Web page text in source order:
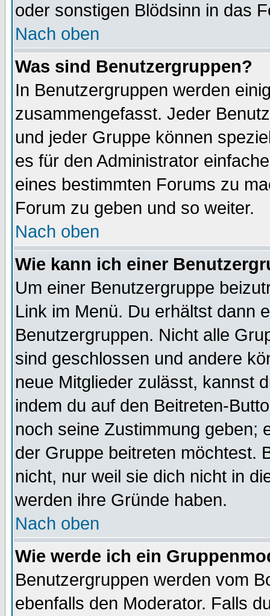
oder sonstigen Blödsinn in das
Nach oben
Was sind Benutzergruppen?
In Benutzergruppen werden
zusammengefasst. Jeder
und jeder Gruppe können
es für den Administrator
eines bestimmten Forums zu
Forum zu geben und so weiter.
Nach oben
Wie kann ich einer
Um einer Benutzergruppe
Link im Menü. Du erhältst dann
Benutzergruppen. Nicht alle
sind geschlossen und andere
neue Mitglieder zulässt, kannst
indem du auf den Beitreten-
noch seine Zustimmung geben;
der Gruppe beitreten möchtest.
nicht, nur weil sie dich nicht in
werden ihre Gründe haben.
Nach oben
Wie werde ich ein
Benutzergruppen werden vom
ebenfalls den Moderator. Falls